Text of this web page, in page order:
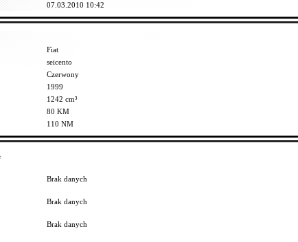
07.03.2010 10:42
Fiat
seicento
Czerwony
1999
1242 cm³
80 KM
110 NM
Brak danych
Brak danych
Brak danych